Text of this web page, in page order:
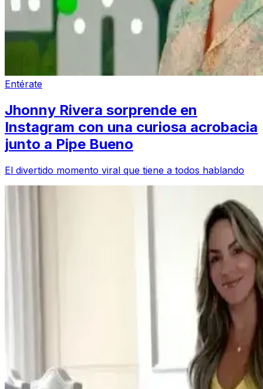
Entérate
Jhonny Rivera sorprende en
Instagram con una curiosa acrobacia
junto a Pipe Bueno
El divertido momento viral que tiene a todos hablando